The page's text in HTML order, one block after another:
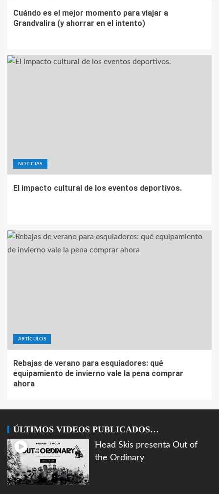
Cuándo es el mejor momento para viajar a
Grandvalira (y ahorrar en el intento)
NOTICIAS
El impacto cultural de los eventos deportivos.
ARTÍCULOS
Rebajas de verano para esquiadores: qué
equipamiento de invierno vale la pena comprar
ahora
ÚLTIMOS VIDEOS PUBLICADOS…
Head Skis presenta Out of
the Ordinary